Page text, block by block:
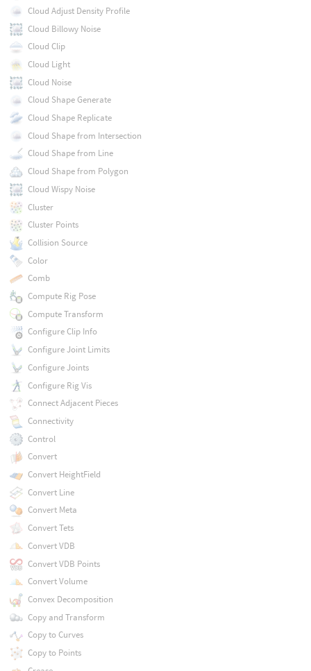
Cloud Adjust Density Profile
Cloud Billowy Noise
Cloud Clip
Cloud Light
Cloud Noise
Cloud Shape Generate
Cloud Shape Replicate
Cloud Shape from Intersection
Cloud Shape from Line
Cloud Shape from Polygon
Cloud Wispy Noise
Cluster
Cluster Points
Collision Source
Color
Comb
Compute Rig Pose
Compute Transform
Configure Clip Info
Configure Joint Limits
Configure Joints
Configure Rig Vis
Connect Adjacent Pieces
Connectivity
Control
Convert
Convert HeightField
Convert Line
Convert Meta
Convert Tets
Convert VDB
Convert VDB Points
Convert Volume
Convex Decomposition
Copy and Transform
Copy to Curves
Copy to Points